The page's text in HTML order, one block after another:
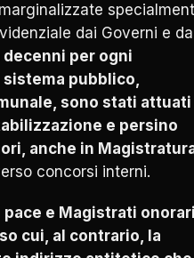
dai Governi e
decenni per ogni
pubblico,
sono stati attuati
e persino
anche in
concorsi interni.
e Magistrati
cui, al contrario, la